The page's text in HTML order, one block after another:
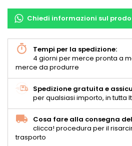
Chiedi informazioni sul
Tempi per la spedizione:
4 giorni per merce pronta a
merce da produrre
Spedizione gratuita e
per qualsiasi importo, in tutta
Cosa fare alla consegna
clicca! procedura per il
trasporto